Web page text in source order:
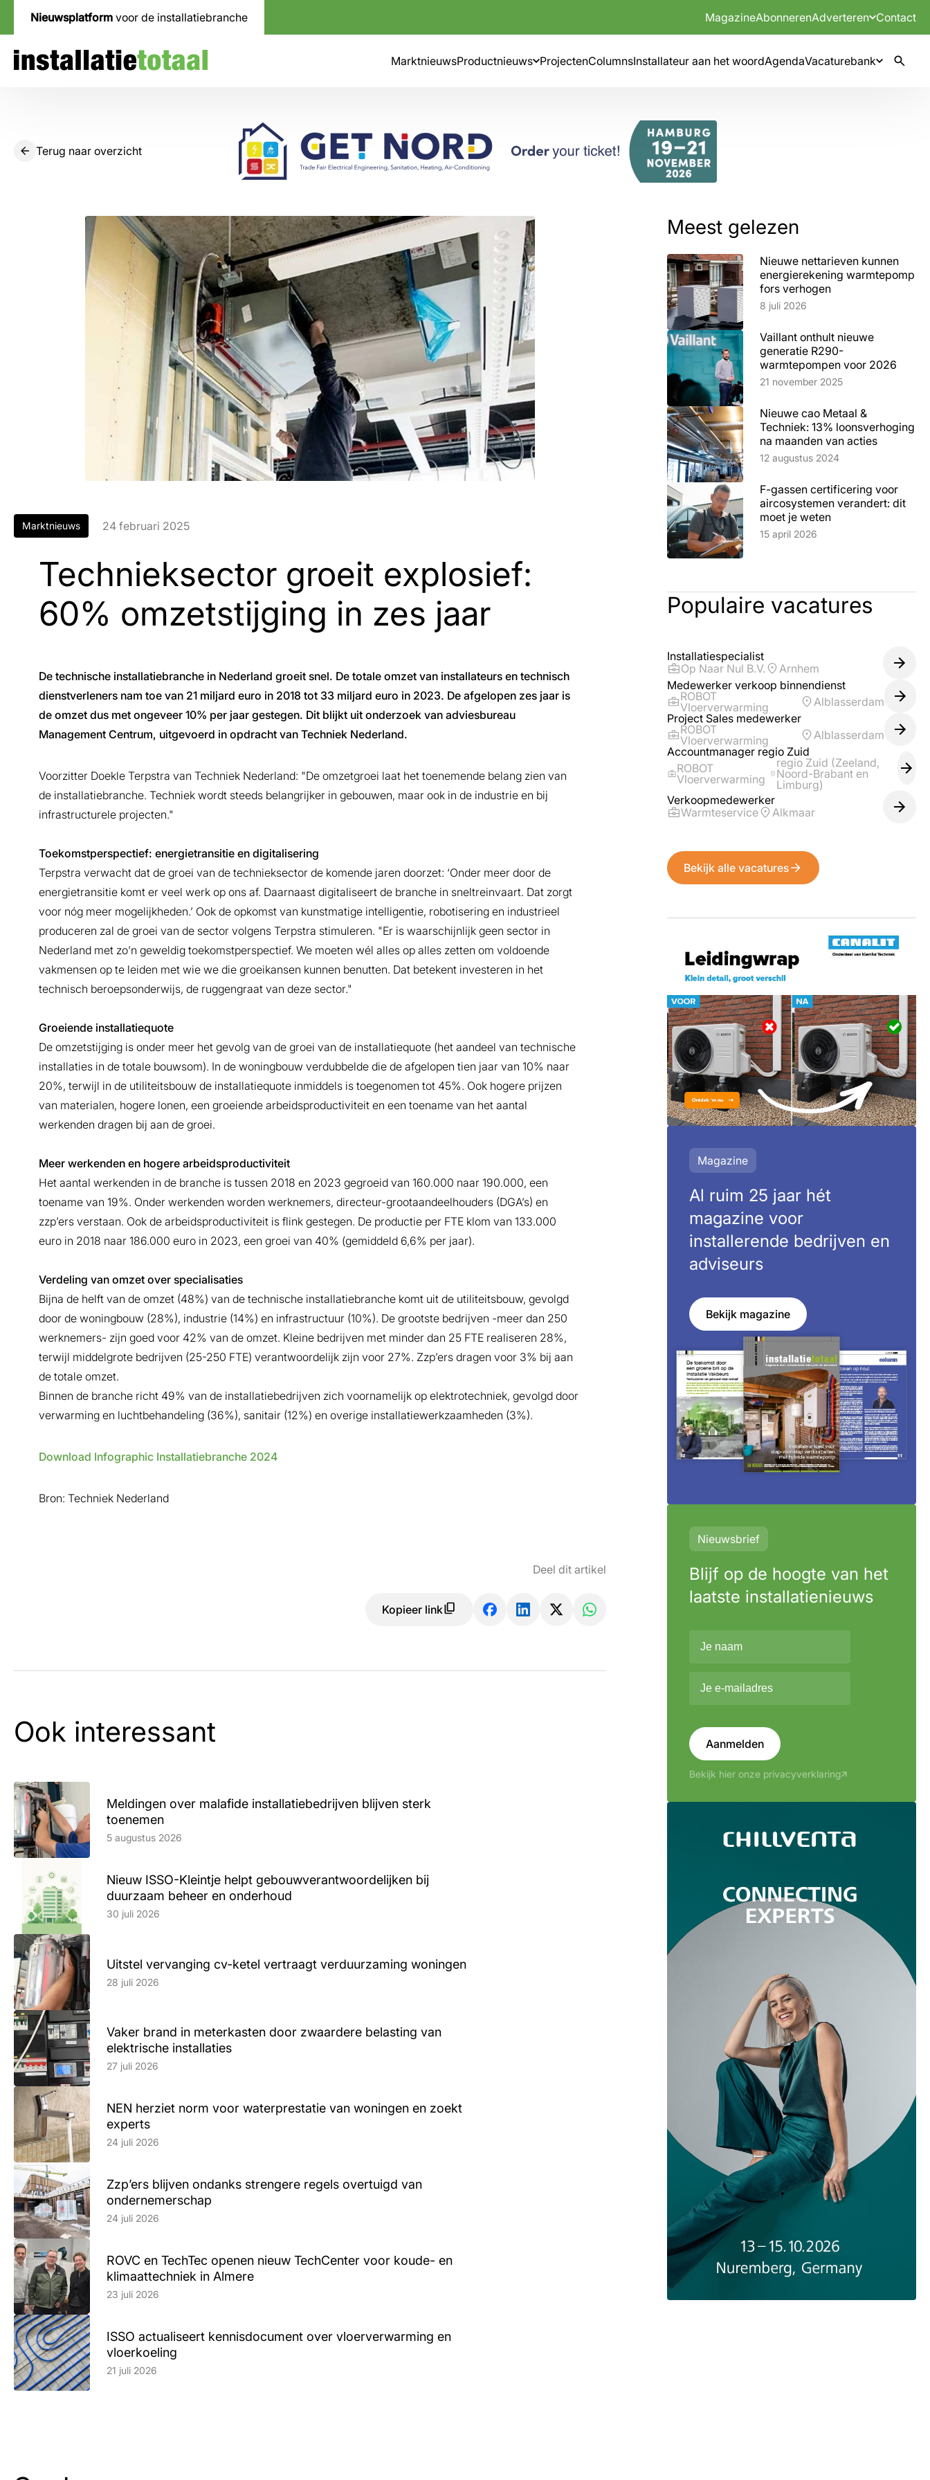
Nieuwsplatform voor de installatiebranche MagazineAbonnerenAdverteren Contact
MarktnieuwsProductnieuws ProjectenColumnsInstallateur aan het woordAgendaVacaturebank
Terug naar overzicht
Marktnieuws 24 februari 2025
Technieksector groeit explosief:
60% omzetstijging in zes jaar
De technische installatiebranche in Nederland groeit snel. De totale omzet van installateurs en technisch
dienstverleners nam toe van 21 miljard euro in 2018 tot 33 miljard euro in 2023. De afgelopen zes jaar is
de omzet dus met ongeveer 10% per jaar gestegen. Dit blijkt uit onderzoek van adviesbureau
Management Centrum, uitgevoerd in opdracht van Techniek Nederland.
Voorzitter Doekle Terpstra van Techniek Nederland: "De omzetgroei laat het toenemende belang zien van
de installatiebranche. Techniek wordt steeds belangrijker in gebouwen, maar ook in de industrie en bij
infrastructurele projecten."
Toekomstperspectief: energietransitie en digitalisering
Terpstra verwacht dat de groei van de technieksector de komende jaren doorzet: ‘Onder meer door de
energietransitie komt er veel werk op ons af. Daarnaast digitaliseert de branche in sneltreinvaart. Dat zorgt
voor nóg meer mogelijkheden.’ Ook de opkomst van kunstmatige intelligentie, robotisering en industrieel
produceren zal de groei van de sector volgens Terpstra stimuleren. "Er is waarschijnlijk geen sector in
Nederland met zo’n geweldig toekomstperspectief. We moeten wél alles op alles zetten om voldoende
vakmensen op te leiden met wie we die groeikansen kunnen benutten. Dat betekent investeren in het
technisch beroepsonderwijs, de ruggengraat van deze sector."
Groeiende installatiequote
De omzetstijging is onder meer het gevolg van de groei van de installatiequote (het aandeel van technische
installaties in de totale bouwsom). In de woningbouw verdubbelde die de afgelopen tien jaar van 10% naar
20%, terwijl in de utiliteitsbouw de installatiequote inmiddels is toegenomen tot 45%. Ook hogere prijzen
van materialen, hogere lonen, een groeiende arbeidsproductiviteit en een toename van het aantal
werkenden dragen bij aan de groei.
Meer werkenden en hogere arbeidsproductiviteit
Het aantal werkenden in de branche is tussen 2018 en 2023 gegroeid van 160.000 naar 190.000, een
toename van 19%. Onder werkenden worden werknemers, directeur-grootaandeelhouders (DGA’s) en
zzp’ers verstaan. Ook de arbeidsproductiviteit is flink gestegen. De productie per FTE klom van 133.000
euro in 2018 naar 186.000 euro in 2023, een groei van 40% (gemiddeld 6,6% per jaar).
Verdeling van omzet over specialisaties
Bijna de helft van de omzet (48%) van de technische installatiebranche komt uit de utiliteitsbouw, gevolgd
door de woningbouw (28%), industrie (14%) en infrastructuur (10%). De grootste bedrijven -meer dan 250
werknemers- zijn goed voor 42% van de omzet. Kleine bedrijven met minder dan 25 FTE realiseren 28%,
terwijl middelgrote bedrijven (25-250 FTE) verantwoordelijk zijn voor 27%. Zzp’ers dragen voor 3% bij aan
de totale omzet.
Binnen de branche richt 49% van de installatiebedrijven zich voornamelijk op elektrotechniek, gevolgd door
verwarming en luchtbehandeling (36%), sanitair (12%) en overige installatiewerkzaamheden (3%).
Download Infographic Installatiebranche 2024
Bron: Techniek Nederland
Deel dit artikel
Kopieer link
Ook interessant
Meldingen over malafide installatiebedrijven blijven sterk
toenemen
Lees artikel
5 augustus 2026
Nieuw ISSO-Kleintje helpt gebouwverantwoordelijken bij
duurzaam beheer en onderhoud
Lees artikel
30 juli 2026
Uitstel vervanging cv-ketel vertraagt verduurzaming woningen
Lees artikel
28 juli 2026
Vaker brand in meterkasten door zwaardere belasting van
elektrische installaties
Lees artikel
27 juli 2026
NEN herziet norm voor waterprestatie van woningen en zoekt
experts
Lees artikel
24 juli 2026
Zzp’ers blijven ondanks strengere regels overtuigd van
ondernemerschap
Lees artikel
24 juli 2026
ROVC en TechTec openen nieuw TechCenter voor koude- en
klimaattechniek in Almere
Lees artikel
23 juli 2026
ISSO actualiseert kennisdocument over vloerverwarming en
vloerkoeling
Lees artikel
21 juli 2026
Meest gelezen
Nieuwe nettarieven kunnen
energierekening warmtepomp
fors verhogen
Lees artikel
8 juli 2026
Vaillant onthult nieuwe
generatie R290-
warmtepompen voor 2026
Lees artikel
21 november 2025
Nieuwe cao Metaal &
Techniek: 13% loonsverhoging
na maanden van acties
Lees artikel
12 augustus 2024
F-gassen certificering voor
aircosystemen verandert: dit
moet je weten
Lees artikel
15 april 2026
Populaire vacatures
Installatiespecialist
Op Naar Nul B.V.
Arnhem
Medewerker verkoop binnendienst
ROBOT
Vloerverwarming
Alblasserdam
Project Sales medewerker
ROBOT
Vloerverwarming
Alblasserdam
Accountmanager regio Zuid
ROBOT
Vloerverwarming
regio Zuid (Zeeland,
Noord-Brabant en
Limburg)
Verkoopmedewerker
Warmteservice
Alkmaar
Bekijk alle vacatures
Magazine
Al ruim 25 jaar hét
magazine voor
installerende bedrijven en
adviseurs
Bekijk magazine
Nieuwsbrief
Blijf op de hoogte van het
laatste installatienieuws
Aanmelden
Bekijk hier onze privacyverklaring